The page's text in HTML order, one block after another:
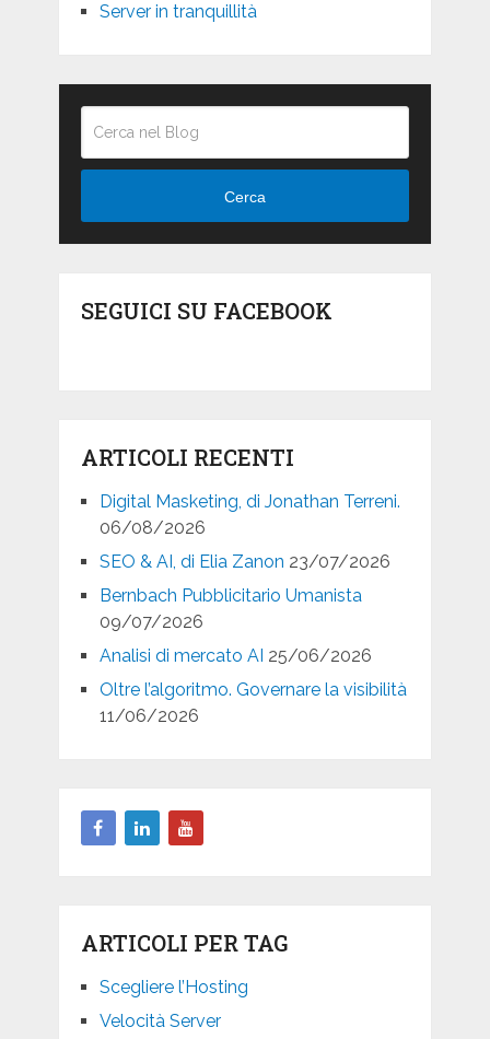
Server in tranquillità
Cerca
SEGUICI SU FACEBOOK
ARTICOLI RECENTI
Digital Masketing, di Jonathan Terreni.
06/08/2026
SEO & AI, di Elia Zanon 23/07/2026
Bernbach Pubblicitario Umanista
09/07/2026
Analisi di mercato AI 25/06/2026
Oltre l’algoritmo. Governare la visibilità
11/06/2026
ARTICOLI PER TAG
Scegliere l’Hosting
Velocità Server